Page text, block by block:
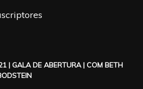
| GALA DE ABERTURA | COM BETH